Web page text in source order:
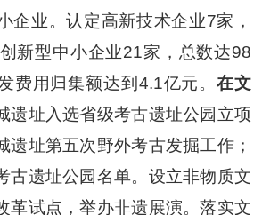
企业。认定高新技术企业7家，
新型中小企业21家，总数达98
费用归集额达到 4.1亿元。在文
遗址入选省级考古遗址公园立项
遗址第五次野外考古发掘工作；
古遗址公园名单。设立非物质文
革试点，举办非遗展演。落实文